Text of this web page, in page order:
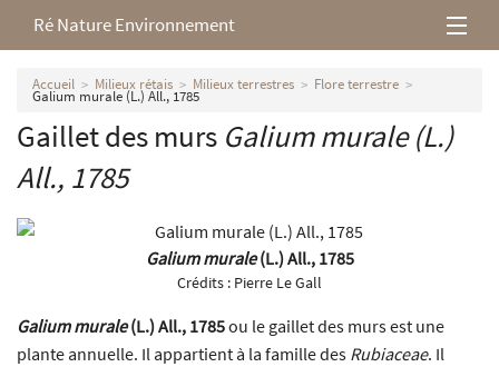
Ré Nature Environnement
L’association
Milieux rétais
Nos parutions
Accueil Milieux rétais Milieux terrestres Flore terrestre
Galium murale (L.) All., 1785
Gaillet des murs Galium murale(L.)
All., 1785
Galium murale(L.) All., 1785
Crédits : Pierre Le Gall
Galium murale(L.) All., 1785ou le gaillet des murs est une
plante annuelle. Il appartient à la famille des Rubiaceae. Il